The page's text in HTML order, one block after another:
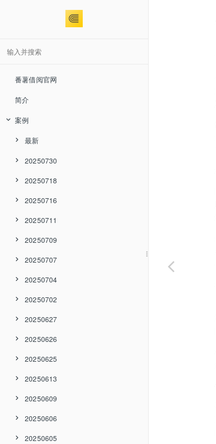
番薯借阅官网
简介
案例
最新
20250730
20250718
20250716
20250711
20250709
20250707
20250704
20250702
20250627
20250626
20250625
20250613
20250609
20250606
20250605